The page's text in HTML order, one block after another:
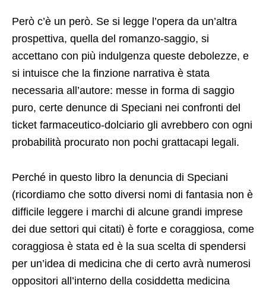
Però c’è un però. Se si legge l’opera da un’altra
prospettiva, quella del romanzo-saggio, si
accettano con più indulgenza queste debolezze, e
si intuisce che la finzione narrativa è stata
necessaria all’autore: messe in forma di saggio
puro, certe denunce di Speciani nei confronti del
ticket farmaceutico-dolciario gli avrebbero con ogni
probabilità procurato non pochi grattacapi legali.
Perché in questo libro la denuncia di Speciani
(ricordiamo che sotto diversi nomi di fantasia non è
difficile leggere i marchi di alcune grandi imprese
dei due settori qui citati) è forte e coraggiosa, come
coraggiosa è stata ed è la sua scelta di spendersi
per un’idea di medicina che di certo avrà numerosi
oppositori all’interno della cosiddetta medicina